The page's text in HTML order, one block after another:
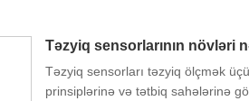
Təzyiq sensorlarının növləri
Təzyiq sensorları təzyiq ölçmək
prinsiplərinə və tətbiq sahələrinə